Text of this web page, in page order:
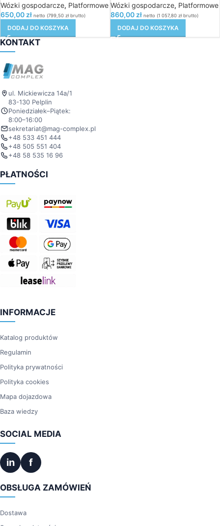
Wózki gospodarcze, Platformowe
650,00 zł netto (799,50 zł brutto)
DODAJ DO KOSZYKA
Wózki gospodarcze, Platformowe
860,00 zł netto (1 057,80 złbrutto)
DODAJ DO KOSZYKA
KONTAKT
ul. Mickiewicza 14a/1
83-130 Pelplin
Poniedziałek–Piątek:
8:00–16:00
sekretariat@mag-complex.pl
+48 533 451 444
+48 505 551 404
+48 58 535 16 96
PŁATNOŚCI
INFORMACJE
Katalog produktów
Regulamin
Polityka prywatności
Polityka cookies
Mapa dojazdowa
Baza wiedzy
SOCIAL MEDIA
in f
OBSŁUGA ZAMÓWIEŃ
Dostawa